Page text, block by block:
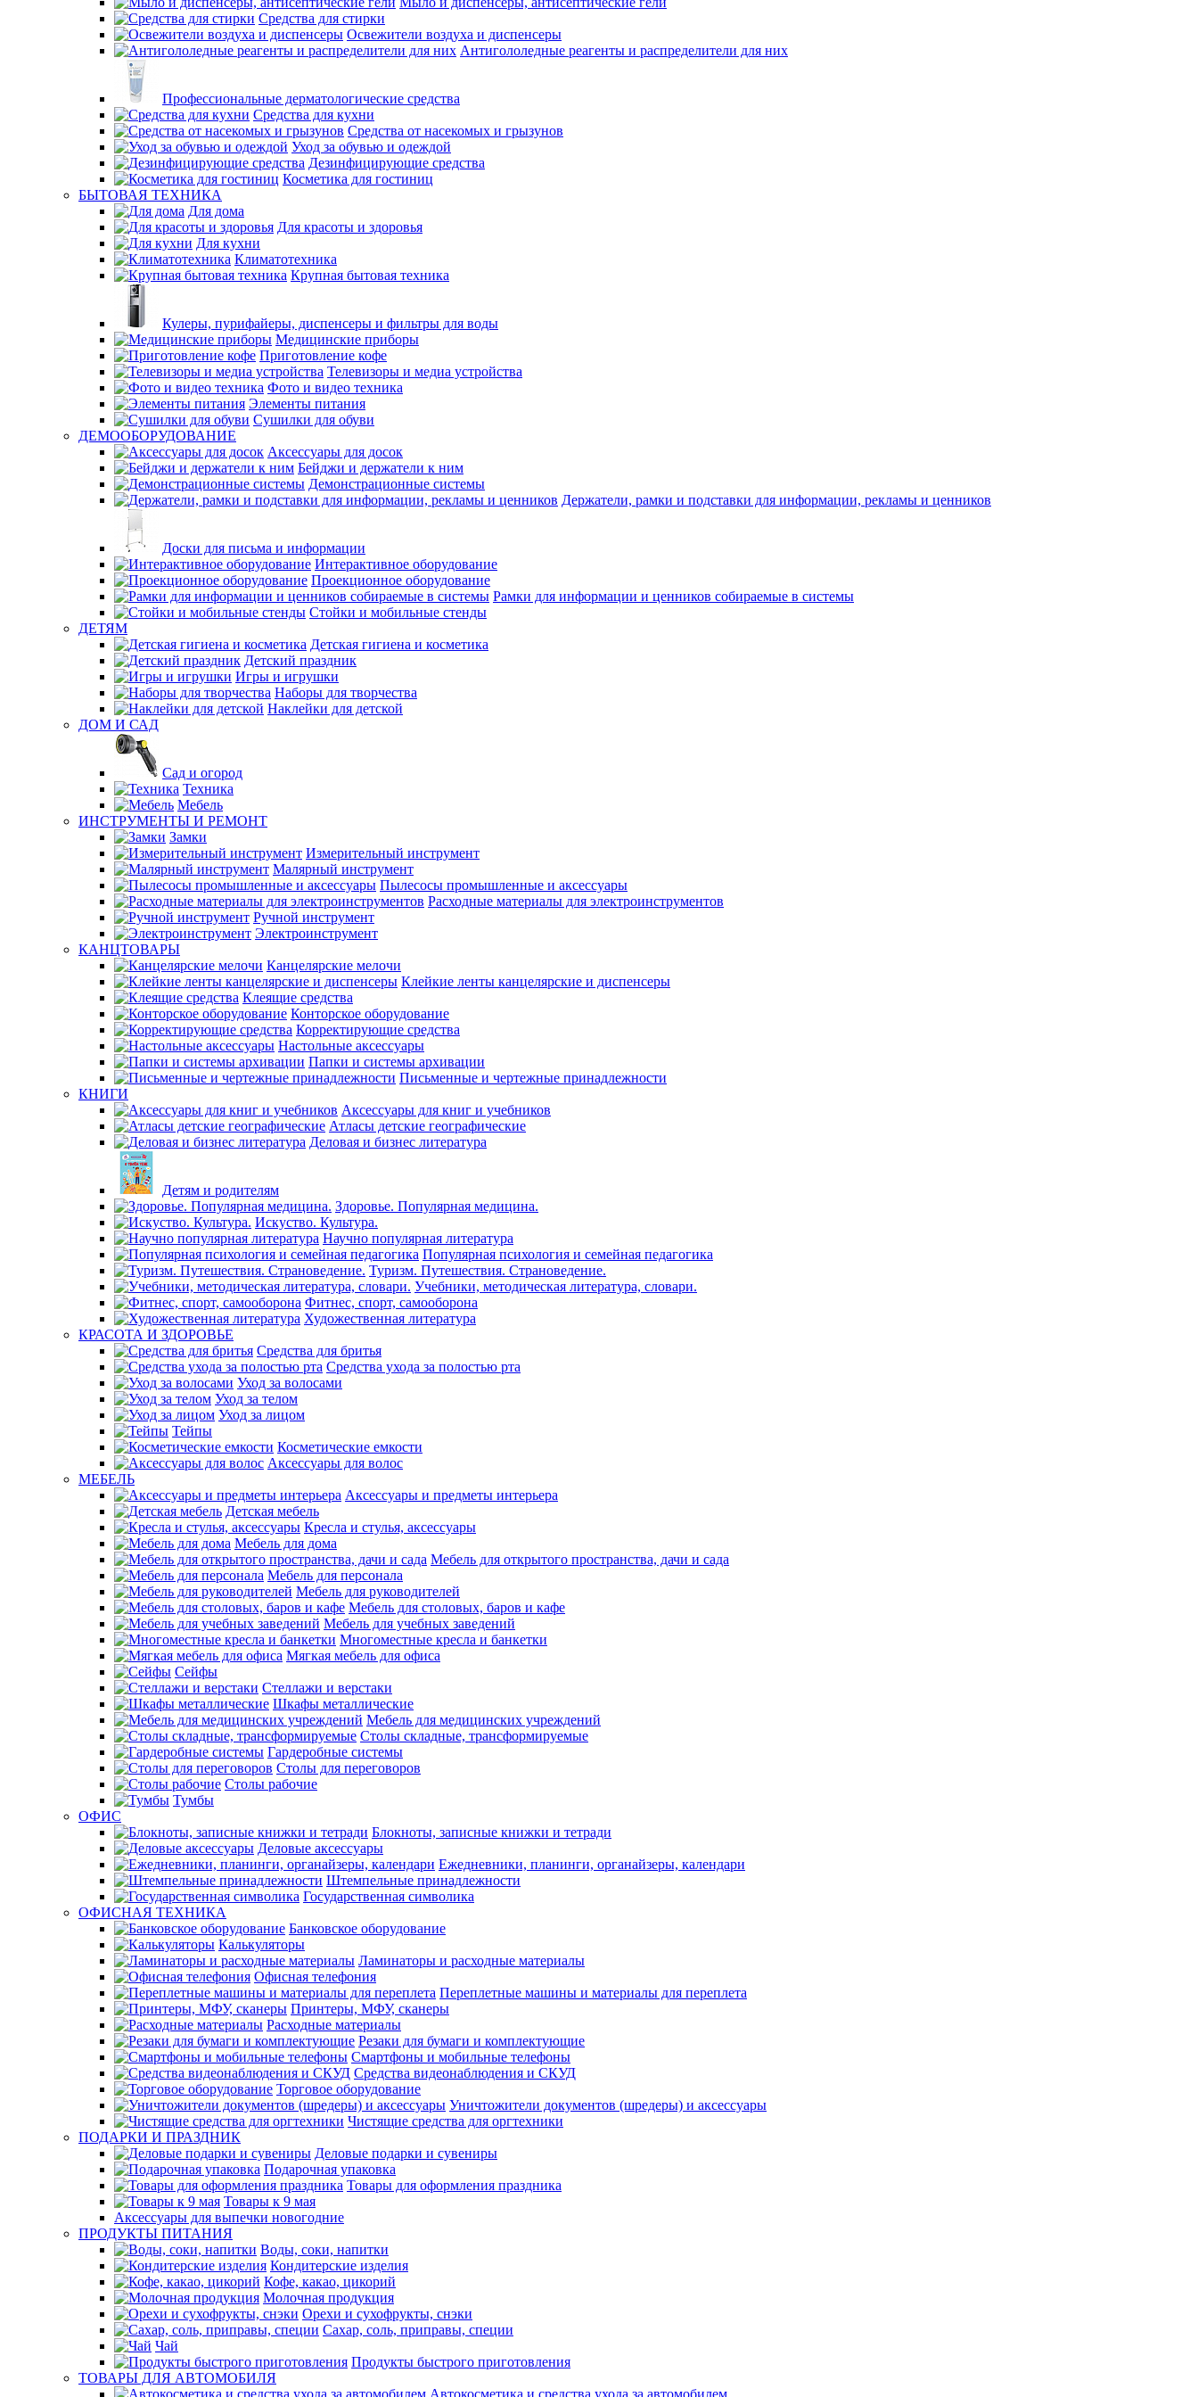
Средства для стирки
Освежители воздуха и диспенсеры
Антигололедные реагенты и распределители для них
Профессиональные дерматологические средства
Средства для кухни
Средства от насекомых и грызунов
Уход за обувью и одеждой
Дезинфицирующие средства
Косметика для гостиниц
БЫТОВАЯ ТЕХНИКА
Для дома
Для красоты и здоровья
Для кухни
Климатотехника
Крупная бытовая техника
Кулеры, пурифайеры, диспенсеры и фильтры для воды
Медицинские приборы
Приготовление кофе
Телевизоры и медиа устройства
Фото и видео техника
Элементы питания
Сушилки для обуви
ДЕМООБОРУДОВАНИЕ
Аксессуары для досок
Бейджи и держатели к ним
Демонстрационные системы
Держатели, рамки и подставки для информации, рекламы и ценников
Доски для письма и информации
Интерактивное оборудование
Проекционное оборудование
Рамки для информации и ценников собираемые в системы
Стойки и мобильные стенды
ДЕТЯМ
Детская гигиена и косметика
Детский праздник
Игры и игрушки
Наборы для творчества
Наклейки для детской
ДОМ И САД
Сад и огород
Техника
Мебель
ИНСТРУМЕНТЫ И РЕМОНТ
Замки
Измерительный инструмент
Малярный инструмент
Пылесосы промышленные и аксессуары
Расходные материалы для электроинструментов
Ручной инструмент
Электроинструмент
КАНЦТОВАРЫ
Канцелярские мелочи
Клейкие ленты канцелярские и диспенсеры
Клеящие средства
Конторское оборудование
Корректирующие средства
Настольные аксессуары
Папки и системы архивации
Письменные и чертежные принадлежности
КНИГИ
Аксессуары для книг и учебников
Атласы детские географические
Деловая и бизнес литература
Детям и родителям
Здоровье. Популярная медицина.
Искуство. Культура.
Научно популярная литература
Популярная психология и семейная педагогика
Туризм. Путешествия. Страноведение.
Учебники, методическая литература, словари.
Фитнес, спорт, самооборона
Художественная литература
КРАСОТА И ЗДОРОВЬЕ
Средства для бритья
Средства ухода за полостью рта
Уход за волосами
Уход за телом
Уход за лицом
Тейпы
Косметические емкости
Аксессуары для волос
МЕБЕЛЬ
Аксессуары и предметы интерьера
Детская мебель
Кресла и стулья, аксессуары
Мебель для дома
Мебель для открытого пространства, дачи и сада
Мебель для персонала
Мебель для руководителей
Мебель для столовых, баров и кафе
Мебель для учебных заведений
Многоместные кресла и банкетки
Мягкая мебель для офиса
Сейфы
Стеллажи и верстаки
Шкафы металлические
Мебель для медицинских учреждений
Столы складные, трансформируемые
Гардеробные системы
Столы для переговоров
Столы рабочие
Тумбы
ОФИС
Блокноты, записные книжки и тетради
Деловые аксессуары
Ежедневники, планинги, органайзеры, календари
Штемпельные принадлежности
Государственная символика
ОФИСНАЯ ТЕХНИКА
Банковское оборудование
Калькуляторы
Ламинаторы и расходные материалы
Офисная телефония
Переплетные машины и материалы для переплета
Принтеры, МФУ, сканеры
Расходные материалы
Резаки для бумаги и комплектующие
Смартфоны и мобильные телефоны
Средства видеонаблюдения и СКУД
Торговое оборудование
Уничтожители документов (шредеры) и аксессуары
Чистящие средства для оргтехники
ПОДАРКИ И ПРАЗДНИК
Деловые подарки и сувениры
Подарочная упаковка
Товары для оформления праздника
Товары к 9 мая
Аксессуары для выпечки новогодние
ПРОДУКТЫ ПИТАНИЯ
Воды, соки, напитки
Кондитерские изделия
Кофе, какао, цикорий
Молочная продукция
Орехи и сухофрукты, снэки
Сахар, соль, приправы, специи
Чай
Продукты быстрого приготовления
ТОВАРЫ ДЛЯ АВТОМОБИЛЯ
Автокосметика и средства ухода за автомобилем